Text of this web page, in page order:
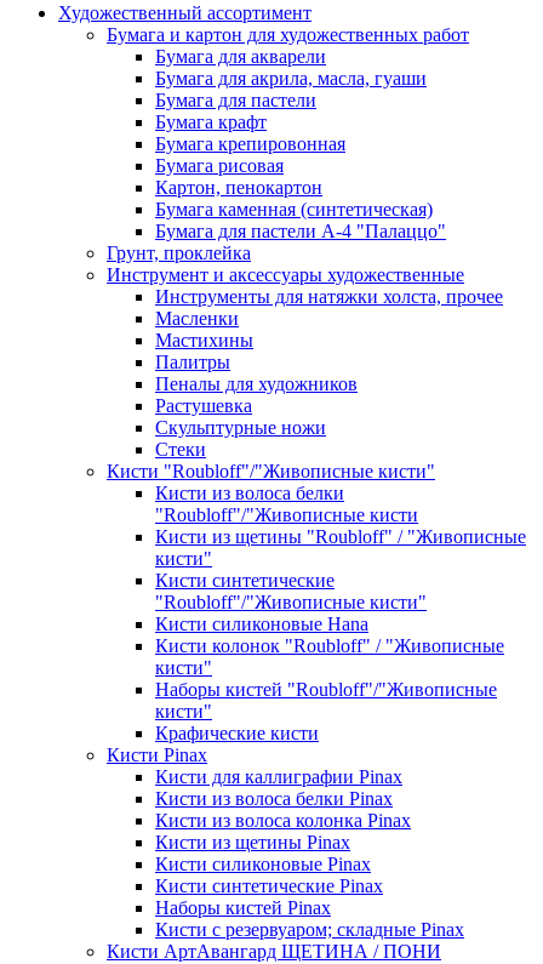
Художественный ассортимент
Бумага и картон для художественных работ
Бумага для акварели
Бумага для акрила, масла, гуаши
Бумага для пастели
Бумага крафт
Бумага крепировонная
Бумага рисовая
Картон, пенокартон
Бумага каменная (синтетическая)
Бумага для пастели А-4 "Палаццо"
Грунт, проклейка
Инструмент и аксессуары художественные
Инструменты для натяжки холста, прочее
Масленки
Мастихины
Палитры
Пеналы для художников
Растушевка
Скульптурные ножи
Стеки
Кисти "Roubloff"/"Живописные кисти"
Кисти из волоса белки
"Roubloff"/"Живописные кисти
Кисти из щетины "Roubloff" / "Живописные
кисти"
Кисти синтетические
"Roubloff"/"Живописные кисти"
Кисти силиконовые Hana
Кисти колонок "Roubloff" / "Живописные
кисти"
Наборы кистей "Roubloff"/"Живописные
кисти"
Крафические кисти
Кисти Pinax
Кисти для каллиграфии Pinax
Кисти из волоса белки Pinax
Кисти из волоса колонка Pinax
Кисти из щетины Pinax
Кисти силиконовые Pinax
Кисти синтетические Pinax
Наборы кистей Pinax
Кисти с резервуаром; складные Pinax
Кисти АртАвангард ЩЕТИНА / ПОНИ